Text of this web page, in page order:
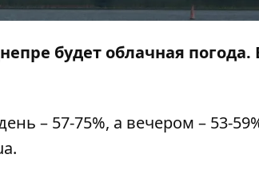
будет облачная погода.
– 57-75%, а вечером – 53-